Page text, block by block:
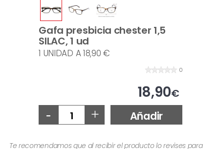
Gafa presbicia chester 1,5
SILAC, 1 ud
0
18,90€
1 UNIDAD A 18,90 €
- + Añadir
Te recomendamos que al recibir el producto lo revises para